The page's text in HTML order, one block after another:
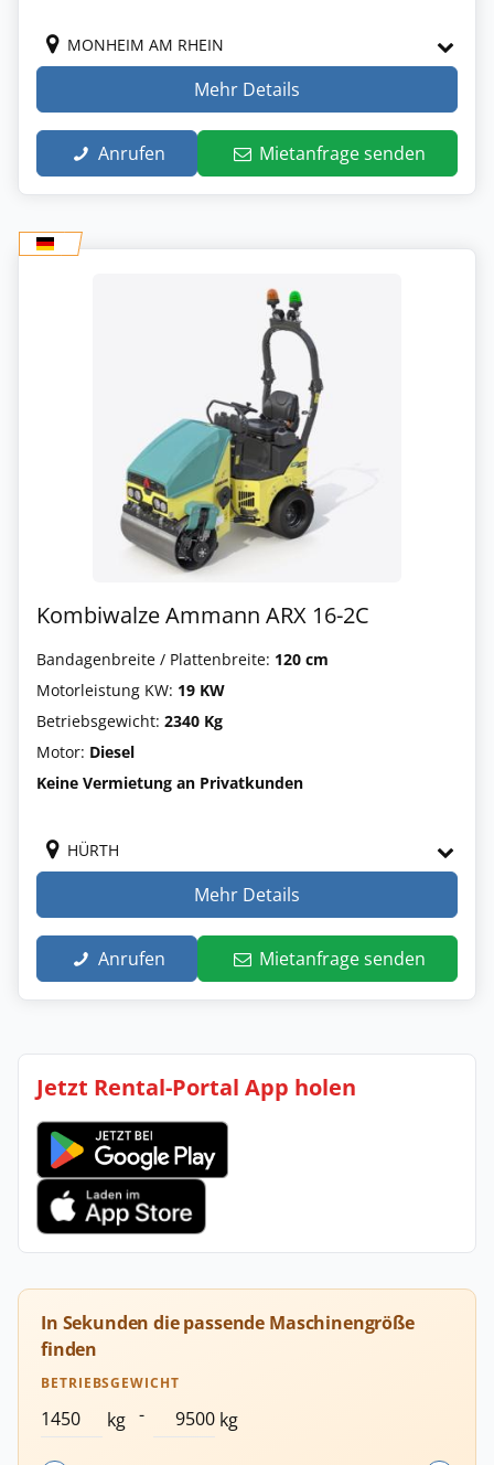
MONHEIM AM RHEIN
Mehr Details
Anrufen Mietanfrage senden
Kombiwalze Ammann ARX 16-2C
Bandagenbreite / Plattenbreite: 120 cm
Motorleistung KW: 19 KW
Betriebsgewicht: 2340 Kg
Motor: Diesel
Keine Vermietung an Privatkunden
HÜRTH
Mehr Details
Anrufen Mietanfrage senden
Jetzt Rental-Portal App holen
In Sekunden die passende Maschinengröße
finden
BETRIEBSGEWICHT
kg - kg